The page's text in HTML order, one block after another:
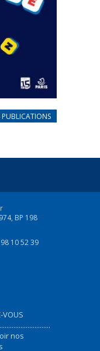
réfugiés
PUBLICATIONS
BP 198
10 52 39
VOUS
nos